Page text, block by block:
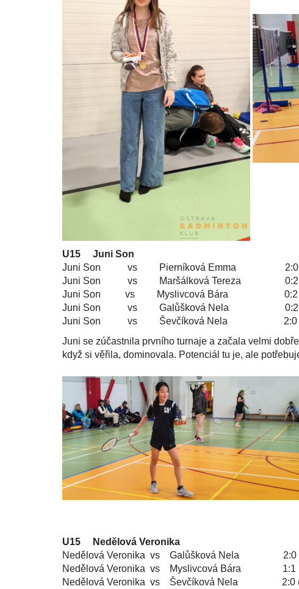
U15 Juni Son
Juni Son vs Pierníková Emma 2:0
Juni Son vs Maršálková Tereza 0:2
Juni Son vs Myslivcová Bára 0:2
Juni Son vs Galůšková Nela 0:2
Juni Son vs Ševčíková Nela 2:0
Juni se zúčastnila prvního turnaje a začala velmi
když si věřila, dominovala. Potenciál tu je, ale
U15 Nedělová Veronika
Nedělová Veronika vs Galůšková Nela 2:0
Nedělová Veronika vs Myslivcová Bára 1:1
Nedělová Veronika vs Ševčíková Nela 2:0